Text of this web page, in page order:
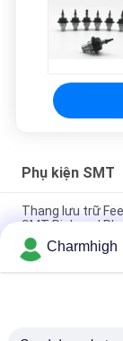
Phụ kiện SMT
Thang lưu trữ
SMT Pick and
Máy cắt băng
do tay cho Máy
Bộ nạp rung /
Charmhigh